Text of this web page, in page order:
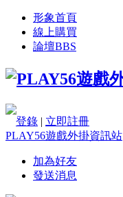
形象首頁
線上購買
論壇BBS
登錄 | 立即註冊
PLAY56遊戲外掛資訊站
加為好友
發送消息